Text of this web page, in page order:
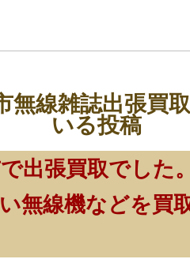
無線雑誌出張買
いる投稿
出張買取でした
無線機などを買